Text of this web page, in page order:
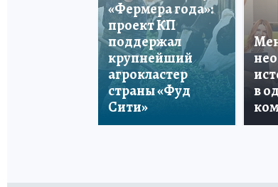
«Фермера года»:
проект КП
поддержал
крупнейший
агрокластер
страны «Фуд
Сити»
в